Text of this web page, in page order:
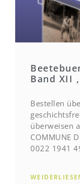
Band XII
Bestellen
überweisen
COMMUNE
0022 1941